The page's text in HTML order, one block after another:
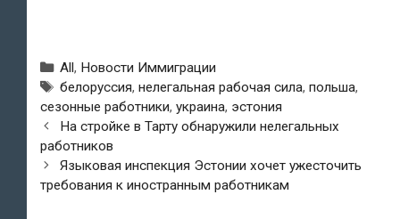
Рубрики
All, Новости Иммиграции
Метки
белоруссия,нелегальная рабочая сила,польша,
сезонные работники, украина, эстония
Навигация
по
записям
На стройке в Тарту обнаружили нелегальных
работников
Языковая инспекция Эстонии хочет ужесточить
требования к иностранным работникам